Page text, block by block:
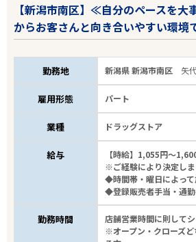
【新潟市南区】≪自分のペースを
からお客さんと向き合いやすい環境で
勤務地 新潟県 新潟市南区 矢
雇用形態 パート
業種 ドラッグストア
給与
【時給】1,055円～
※ご経験により決定し
◆時間帯・曜日によって
◆登録販売者手当・通勤
勤務時間
店舗営業時間に則して
※オープン・クローズ